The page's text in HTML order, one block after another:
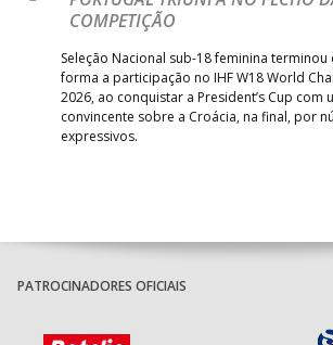
COMPETIÇÃO
Seleção Nacional sub-18 feminina
forma a participação no IHF W18 World
2026, ao conquistar a President’s Cup com
convincente sobre a Croácia, na final, por
expressivos.
PATROCINADORES OFICIAIS